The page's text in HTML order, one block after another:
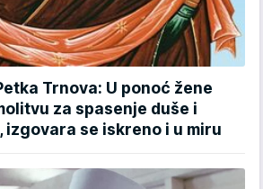
Trnova: U ponoć žene
za spasenje duše i
se iskreno i u miru